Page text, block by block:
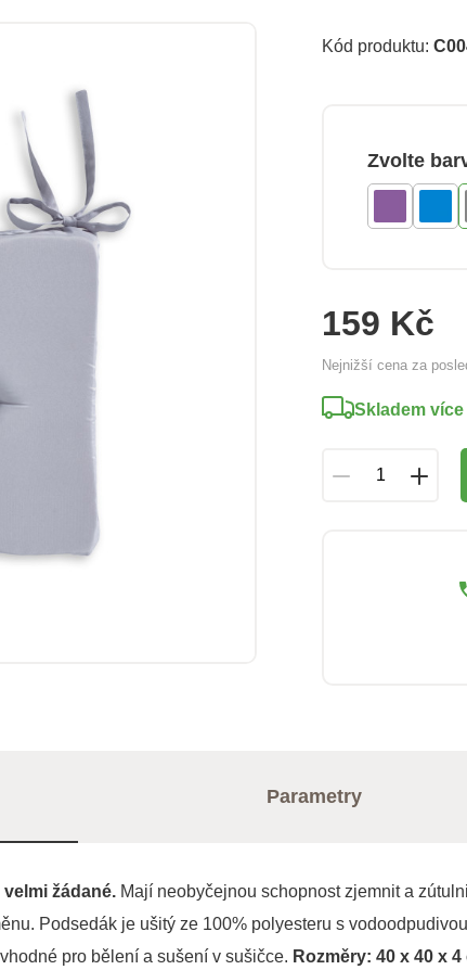
Kód produktu:
Zvolte
159 Kč
Nejnižší cena za
Skladem více
Parametry
žádané. Mají neobyčejnou schopnost zjemnit a
Podsedák je ušitý ze 100% polyesteru s
pro bělení a sušení v sušičce. Rozměry: 40 x 40 x 4